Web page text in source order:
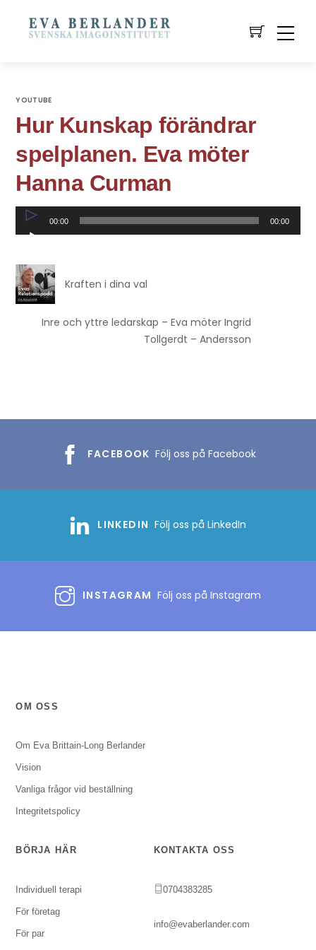
YOUTUBE
Hur Kunskap förändrar
spelplanen. Eva möter
Hanna Curman
Ljudspelare
00:00 00:00
Kraften i dina val
Inre och yttre ledarskap – Eva möter Ingrid
Tollgerdt – Andersson
FACEBOOK Följ oss på Facebook
LINKEDIN Följ oss på LinkedIn
INSTAGRAM Följ oss på Instagram
OM OSS
Om Eva Brittain-Long Berlander
Vision
Vanliga frågor vid beställning
Integritetspolicy
BÖRJA HÄR
Individuell terapi
För företag
För par
KONTAKTA OSS
0704383285
info@evaberlander.com